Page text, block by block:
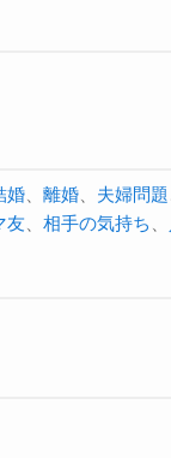
婚 離婚 夫婦問題
友 相手の気持ち